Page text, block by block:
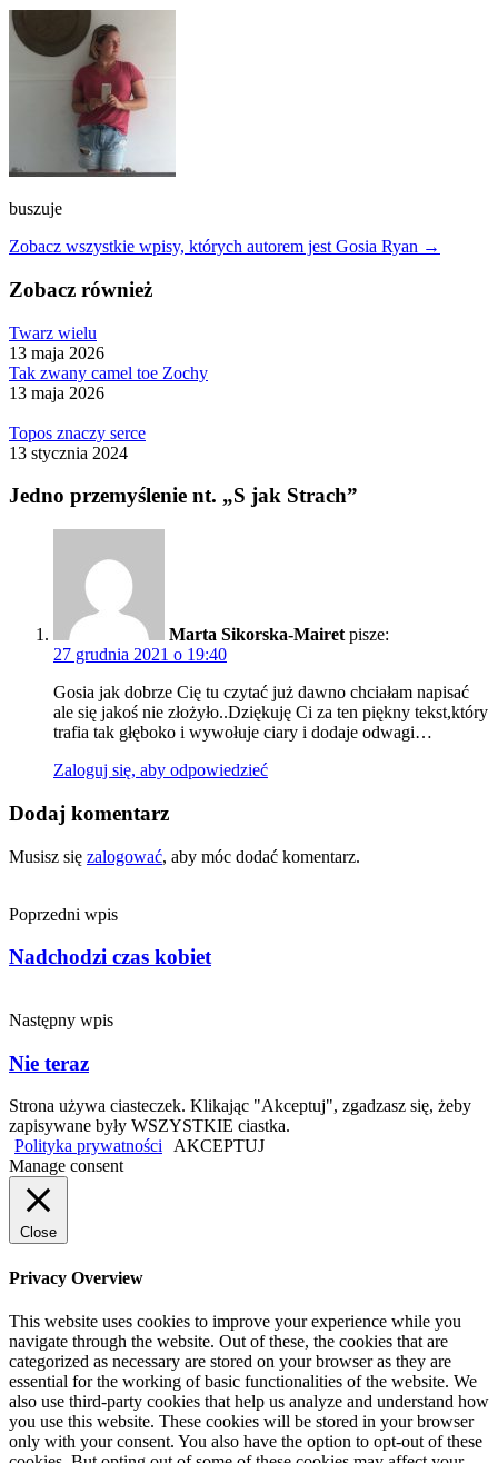
buszuje
Zobacz wszystkie wpisy, których autorem jest Gosia Ryan →
Zobacz również
Twarz wielu
13 maja 2026
Tak zwany camel toe Zochy
13 maja 2026
Topos znaczy serce
13 stycznia 2024
Jedno przemyślenie nt. „S jak Strach”
Marta Sikorska-Mairet pisze:
27 grudnia 2021 o 19:40
Gosia jak dobrze Cię tu czytać już dawno chciałam napisać
ale się jakoś nie złożyło..Dziękuję Ci za ten piękny tekst,który
trafia tak głęboko i wywołuje ciary i dodaje odwagi…
Zaloguj się, aby odpowiedzieć
Dodaj komentarz
Musisz się zalogować, aby móc dodać komentarz.
Poprzedni wpis
Nadchodzi czas kobiet
Następny wpis
Nie teraz
Strona używa ciasteczek. Klikając "Akceptuj", zgadzasz się, żeby
zapisywane były WSZYSTKIE ciastka.
Polityka prywatności AKCEPTUJ
Manage consent
Close
Privacy Overview
This website uses cookies to improve your experience while you
navigate through the website. Out of these, the cookies that are
categorized as necessary are stored on your browser as they are
essential for the working of basic functionalities of the website. We
also use third-party cookies that help us analyze and understand how
you use this website. These cookies will be stored in your browser
only with your consent. You also have the option to opt-out of these